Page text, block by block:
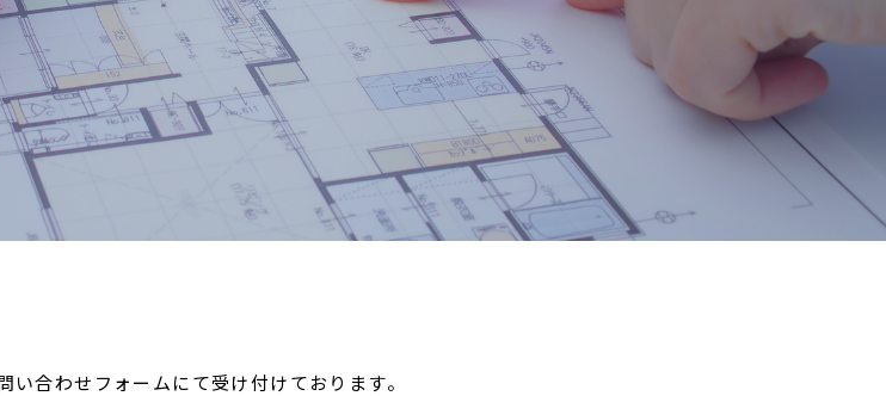
い合わせフォームにて受け付けております。